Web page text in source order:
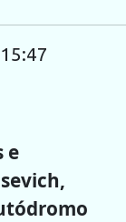
e